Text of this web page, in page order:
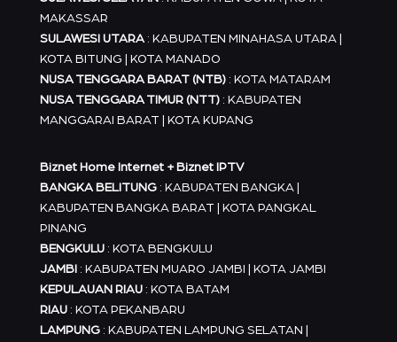
MAKASSAR
SULAWESI UTARA: KABUPATEN MINAHASA UTARA |
KOTA BITUNG | KOTA MANADO
NUSA TENGGARA BARAT (NTB): KOTA MATARAM
NUSA TENGGARA TIMUR (NTT): KABUPATEN
MANGGARAI BARAT | KOTA KUPANG
Biznet Home Internet + Biznet IPTV
BANGKA BELITUNG: KABUPATEN BANGKA |
KABUPATEN BANGKA BARAT | KOTA PANGKAL
PINANG
BENGKULU: KOTA BENGKULU
JAMBI : KABUPATEN MUARO JAMBI | KOTA JAMBI
KEPULAUAN RIAU: KOTA BATAM
RIAU: KOTA PEKANBARU
LAMPUNG: KABUPATEN LAMPUNG SELATAN |